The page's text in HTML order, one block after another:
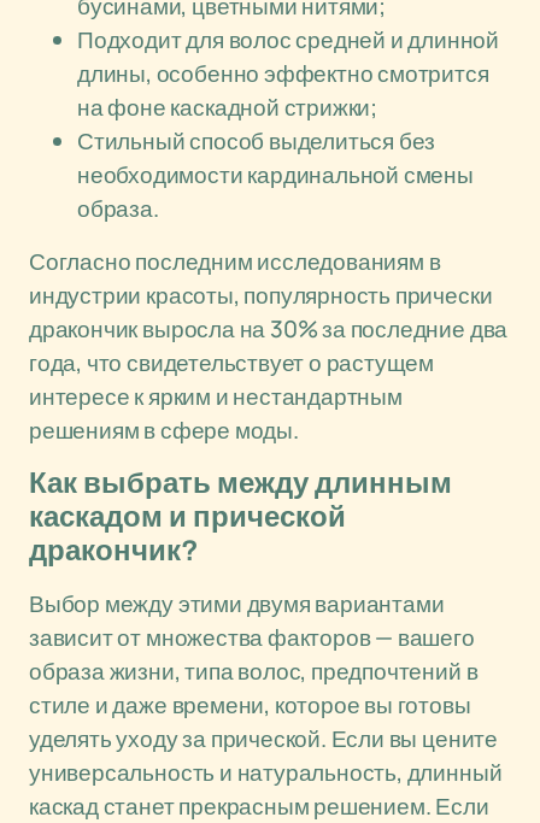
Подходит для волос средней и длинной
длины, особенно эффектно смотрится
на фоне каскадной стрижки;
Стильный способ выделиться без
необходимости кардинальной смены
образа.
Согласно последним исследованиям в
индустрии красоты, популярность прически
дракончик выросла на 30% за последние два
года, что свидетельствует о растущем
интересе к ярким и нестандартным
решениям в сфере моды.
Как выбрать между длинным
каскадом и прической
дракончик?
Выбор между этими двумя вариантами
зависит от множества факторов — вашего
образа жизни, типа волос, предпочтений в
стиле и даже времени, которое вы готовы
уделять уходу за прической. Если вы цените
универсальность и натуральность, длинный
каскад станет прекрасным решением. Если